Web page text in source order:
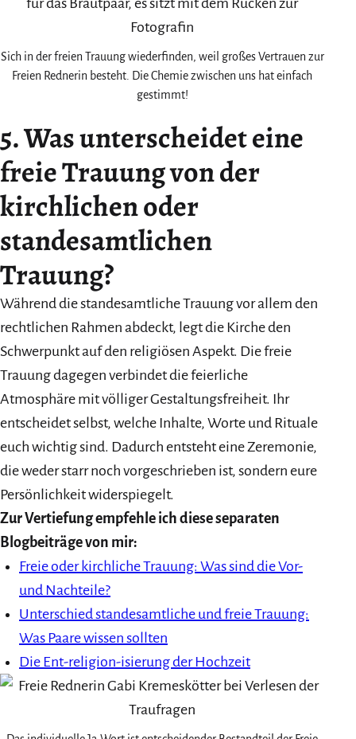
Sich in der freien Trauung wiederfinden, weil großes Vertrauen zur
Freien Rednerin besteht. Die Chemie zwischen uns hat einfach
gestimmt!
5. Was unterscheidet eine
freie Trauung von der
kirchlichen oder
standesamtlichen
Trauung?
Während die standesamtliche Trauung vor allem den
rechtlichen Rahmen abdeckt, legt die Kirche den
Schwerpunkt auf den religiösen Aspekt. Die freie
Trauung dagegen verbindet die feierliche
Atmosphäre mit völliger Gestaltungsfreiheit. Ihr
entscheidet selbst, welche Inhalte, Worte und Rituale
euch wichtig sind. Dadurch entsteht eine Zeremonie,
die weder starr noch vorgeschrieben ist, sondern eure
Persönlichkeit widerspiegelt.
Zur Vertiefung empfehle ich diese separaten
Blogbeiträge von mir:
Freie oder kirchliche Trauung: Was sind die Vor-
und Nachteile?
Unterschied standesamtliche und freie Trauung:
Was Paare wissen sollten
Die Ent-religion-isierung der Hochzeit